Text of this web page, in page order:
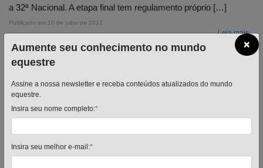
a 32ª Nacional. A etapa final tem regulamento próprio […]
Publicado em 10 de julho de 2013
Leia mais...
×
Aumente seu conhecimento no mundo
equestre
Assine a nossa newsletter e receba conteúdos atualizados do mundo
equestre.
Insira seu nome completo:*
Insira seu melhor e-mail:*